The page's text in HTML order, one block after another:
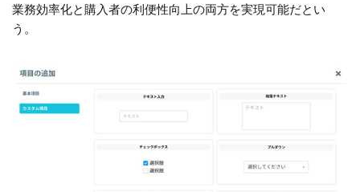
業務効率化と購入者の利便性向上の両方を実現可能だとい
う。